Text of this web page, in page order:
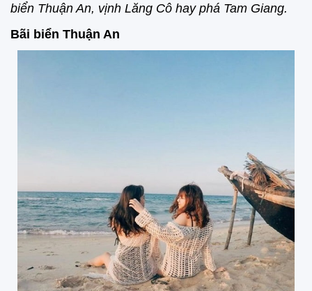
biển Thuận An, vịnh Lăng Cô hay phá Tam Giang.
Bãi biển Thuận An